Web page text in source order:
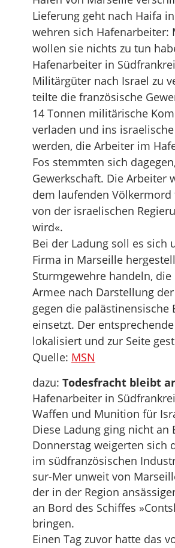
Lieferung geht nach Haifa
wehren sich Hafenarbeiter:
wollen sie nichts zu tun
Hafenarbeiter in
Militärgüter nach Israel zu
teilte die französische
14 Tonnen militärische
verladen und ins
werden, die Arbeiter im
Fos stemmten sich
Gewerkschaft. Die Arbeiter
dem laufenden
von der israelischen
wird«.
Bei der Ladung soll es sich
Firma in Marseille
Sturmgewehre handeln,
Armee nach Darstellung
gegen die palästinensische
einsetzt. Der
lokalisiert und zur Seite
Quelle: MSN
dazu: Todesfracht bleibt
Hafenarbeiter in
Waffen und Munition für
Diese Ladung ging nicht an
Donnerstag weigerten sich
im südfranzösischen
sur-Mer unweit von
der in der Region
an Bord des Schiffes
bringen.
Einen Tag zuvor hatte das